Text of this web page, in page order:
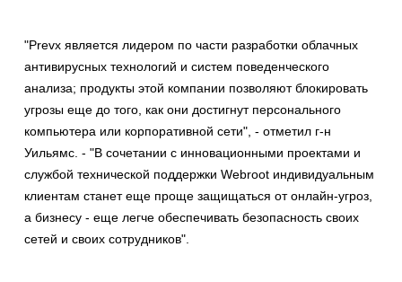
"Prevx является лидером по части разработки облачных
антивирусных технологий и систем поведенческого
анализа; продукты этой компании позволяют блокировать
угрозы еще до того, как они достигнут персонального
компьютера или корпоративной сети", - отметил г-н
Уильямс. - "В сочетании с инновационными проектами и
службой технической поддержки Webroot индивидуальным
клиентам станет еще проще защищаться от онлайн-угроз,
а бизнесу - еще легче обеспечивать безопасность своих
сетей и своих сотрудников".